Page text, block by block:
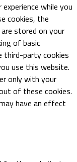
while you
cookies, the
stored on your
of basic
third-party cookies
use this website.
only with your
of these cookies.
have an effect